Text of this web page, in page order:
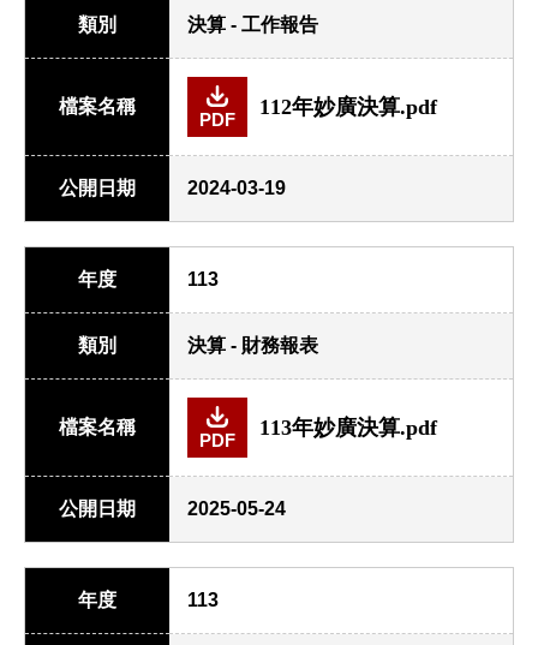
類別 決算 - 工作報告
檔案名稱
PDF
112年妙廣決算.pdf
公開日期 2024-03-19
年度 113
類別 決算 - 財務報表
檔案名稱
PDF
113年妙廣決算.pdf
公開日期 2025-05-24
年度 113